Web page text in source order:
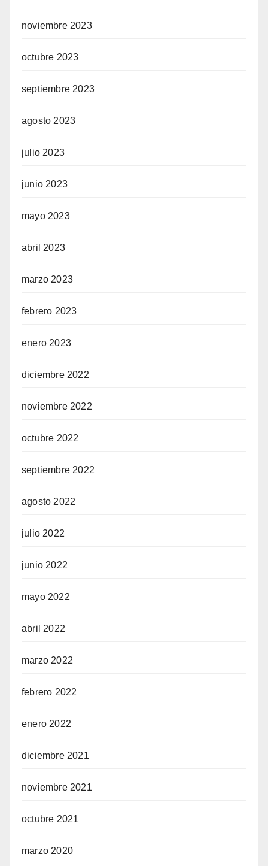
noviembre 2023
octubre 2023
septiembre 2023
agosto 2023
julio 2023
junio 2023
mayo 2023
abril 2023
marzo 2023
febrero 2023
enero 2023
diciembre 2022
noviembre 2022
octubre 2022
septiembre 2022
agosto 2022
julio 2022
junio 2022
mayo 2022
abril 2022
marzo 2022
febrero 2022
enero 2022
diciembre 2021
noviembre 2021
octubre 2021
marzo 2020